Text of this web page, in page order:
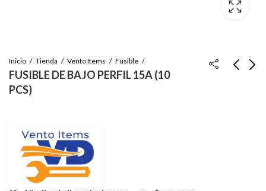
Inicio Tienda Vento Items Fusible
FUSIBLE DE BAJO PERFIL 15A (10
PCS)